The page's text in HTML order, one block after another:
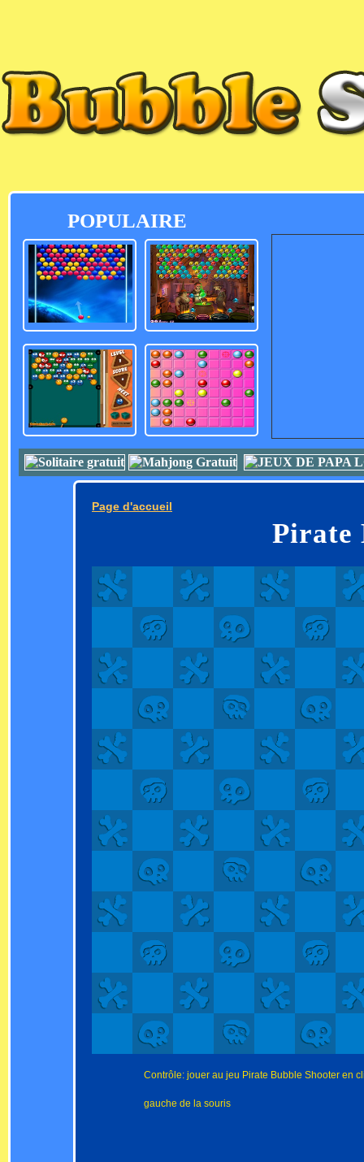
POPULAIRE
Page d'accueil
Pirate
Contrôle: jouer au jeu Pirate Bubble Shooter en
gauche de la souris